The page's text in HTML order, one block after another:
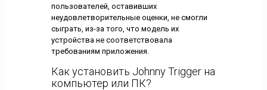
пользователей, оставивших
неудовлетворительные оценки, не смогли
сыграть, из-за того, что модель их
устройства не соответствовала
требованиям приложения.
Как установить Johnny Trigger на
компьютер или ПК?